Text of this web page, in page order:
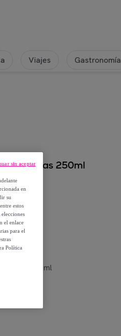
Viajes Gastronomía
Ananas 250ml
Ananas 250ml
en
su
estos
el enlace
para el
Política
sin aceptar